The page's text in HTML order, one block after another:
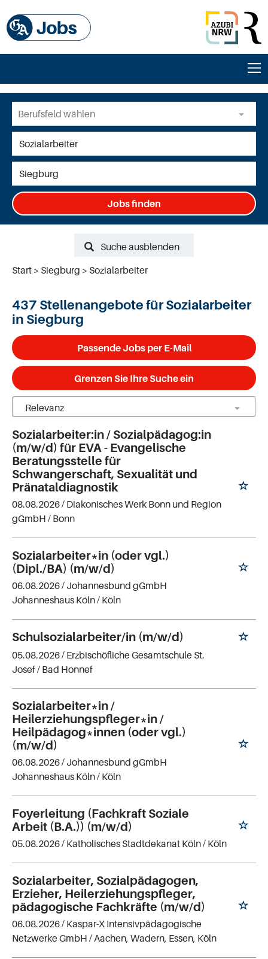
Jobs finden
Suche ausblenden
Start
Siegburg Sozialarbeiter
437 Stellenangebote für Sozialarbeiter
in Siegburg
Passende Jobs per E-Mail
Grenzen Sie Ihre Suche ein
Sozialarbeiter:in / Sozialpädagog:in
(m/w/d) für EVA - Evangelische
Beratungsstelle für
Schwangerschaft, Sexualität und
Pränataldiagnostik
08.08.2026 / Diakonisches Werk Bonn und Region
gGmbH / Bonn
Sozialarbeiter*in (oder vgl.)
(Dipl./BA) (m/w/d)
06.08.2026 / Johannesbund gGmbH
Johanneshaus Köln/ Köln
Schulsozialarbeiter/in (m/w/d)
05.08.2026 / Erzbischöfliche Gesamtschule St.
Josef/ Bad Honnef
Sozialarbeiter*in /
Heilerziehungspfleger*in /
Heilpädagog*innen (oder vgl.)
(m/w/d)
06.08.2026 / Johannesbund gGmbH
Johanneshaus Köln/ Köln
Foyerleitung (Fachkraft Soziale
Arbeit (B.A.)) (m/w/d)
05.08.2026 / Katholisches Stadtdekanat Köln/ Köln
Sozialarbeiter, Sozialpädagogen,
Erzieher, Heilerziehungspfleger,
pädagogische Fachkräfte (m/w/d)
06.08.2026 / Kaspar-X Intensivpädagogische
Netzwerke GmbH / Aachen, Wadern, Essen, Köln